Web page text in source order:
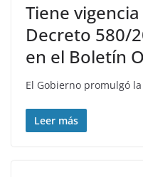
Tiene
Decreto 580/
en el Boletín
El Gobierno promulgó
Leer más